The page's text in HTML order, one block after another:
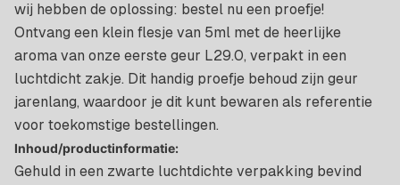
wij hebben de oplossing: bestel nu een proefje!
Ontvang een klein flesje van 5ml met de heerlijke
aroma van onze eerste geur L29.0, verpakt in een
luchtdicht zakje. Dit handig proefje behoud zijn geur
jarenlang, waardoor je dit kunt bewaren als referentie
voor toekomstige bestellingen.
Inhoud/productinformatie:
Gehuld in een zwarte luchtdichte verpakking bevind